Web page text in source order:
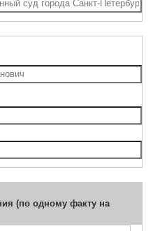
(по одному факту на